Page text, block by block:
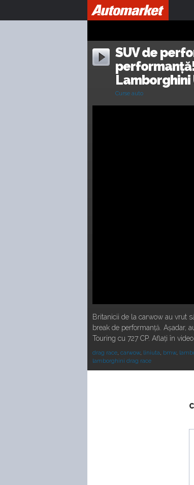
SUV de
Lamborghini
Curse auto
Britanicii de la carwow au vrut
break de performanță. Așadar,
Touring cu 727 CP. Aflați în
drag race, carwow, liniuta, bmw,
lamborghini drag race